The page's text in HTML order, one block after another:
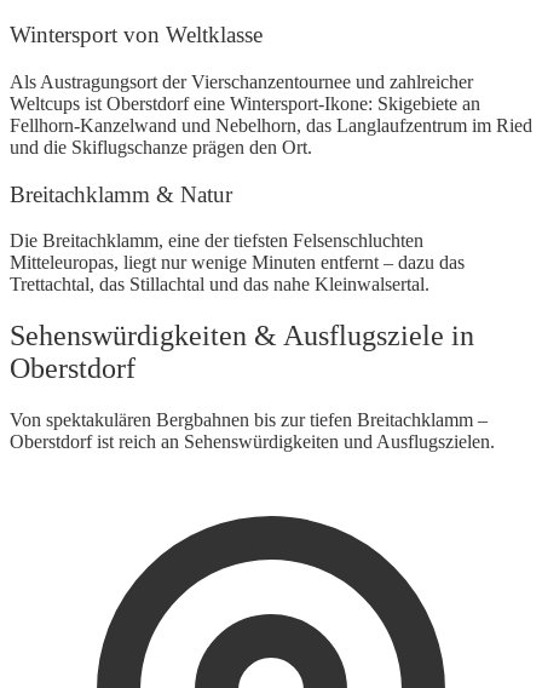
Wintersport von Weltklasse
Als Austragungsort der Vierschanzentournee und zahlreicher
Weltcups ist Oberstdorf eine Wintersport-Ikone: Skigebiete an
Fellhorn-Kanzelwand und Nebelhorn, das Langlaufzentrum im Ried
und die Skiflugschanze prägen den Ort.
Breitachklamm & Natur
Die Breitachklamm, eine der tiefsten Felsenschluchten
Mitteleuropas, liegt nur wenige Minuten entfernt – dazu das
Trettachtal, das Stillachtal und das nahe Kleinwalsertal.
Sehenswürdigkeiten & Ausflugsziele in
Oberstdorf
Von spektakulären Bergbahnen bis zur tiefen Breitachklamm –
Oberstdorf ist reich an Sehenswürdigkeiten und Ausflugszielen.